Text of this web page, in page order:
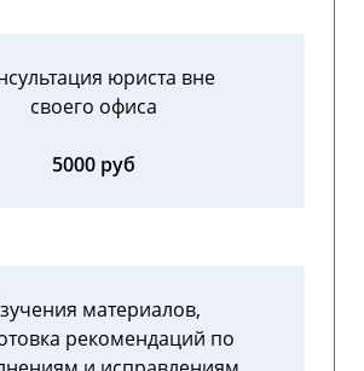
юриста вне
своего офиса
5000 руб
материалов,
рекомендаций по